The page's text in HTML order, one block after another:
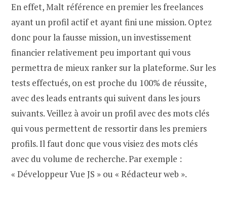
En effet, Malt référence en premier les freelances
ayant un profil actif et ayant fini une mission. Optez
donc pour la fausse mission, un investissement
financier relativement peu important qui vous
permettra de mieux ranker sur la plateforme. Sur les
tests effectués, on est proche du 100% de réussite,
avec des leads entrants qui suivent dans les jours
suivants. Veillez à avoir un profil avec des mots clés
qui vous permettent de ressortir dans les premiers
profils. Il faut donc que vous visiez des mots clés
avec du volume de recherche. Par exemple :
« Développeur Vue JS » ou « Rédacteur web ».